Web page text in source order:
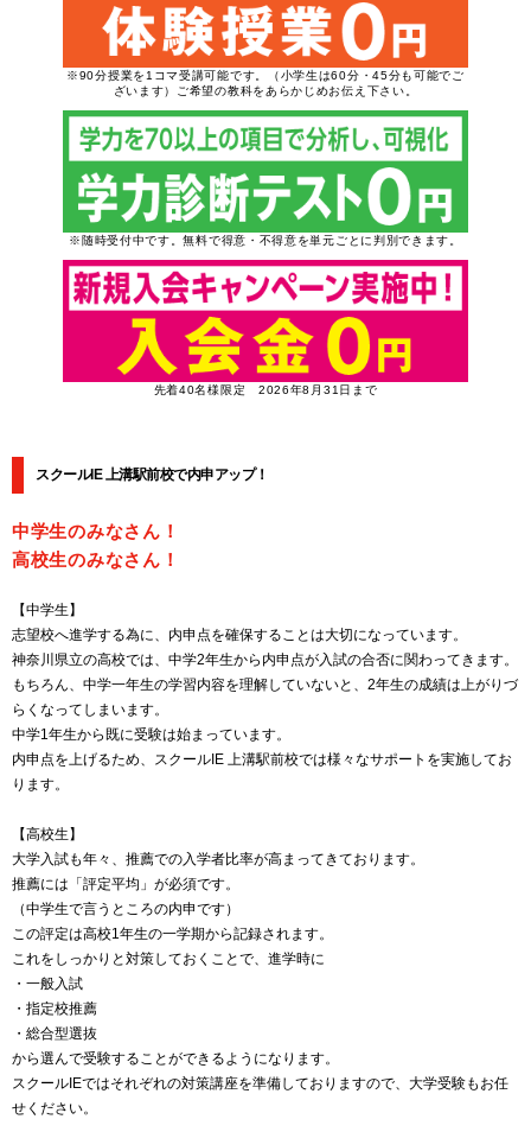
※90分授業を1コマ受講可能です。（小学生は60分・45分も可能でご
ざいます）ご希望の教科をあらかじめお伝え下さい。
※随時受付中です。無料で得意・不得意を単元ごとに判別できます。
先着40名様限定 2026年8月31日まで
スクールIE 上溝駅前校で内申アップ！
中学生のみなさん！
高校生のみなさん！
【中学生】
志望校へ進学する為に、内申点を確保することは大切になっています。
神奈川県立の高校では、中学2年生から内申点が入試の合否に関わってきます。
もちろん、中学一年生の学習内容を理解していないと、2年生の成績は上がりづ
らくなってしまいます。
中学1年生から既に受験は始まっています。
内申点を上げるため、スクールIE 上溝駅前校では様々なサポートを実施してお
ります。
【高校生】
大学入試も年々、推薦での入学者比率が高まってきております。
推薦には「評定平均」が必須です。
（中学生で言うところの内申です）
この評定は高校1年生の一学期から記録されます。
これをしっかりと対策しておくことで、進学時に
・一般入試
・指定校推薦
・総合型選抜
から選んで受験することができるようになります。
スクールIEではそれぞれの対策講座を準備しておりますので、大学受験もお任
せください。